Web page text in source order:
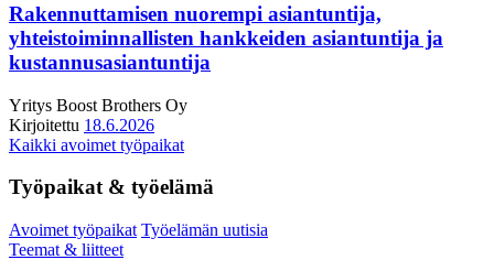
Rakennuttamisen nuorempi asiantuntija,
yhteistoiminnallisten hankkeiden asiantuntija ja
kustannusasiantuntija
Yritys Boost Brothers Oy
Kirjoitettu 18.6.2026
Kaikki avoimet työpaikat
Työpaikat & työelämä
Avoimet työpaikat Työelämän uutisia
Teemat & liitteet